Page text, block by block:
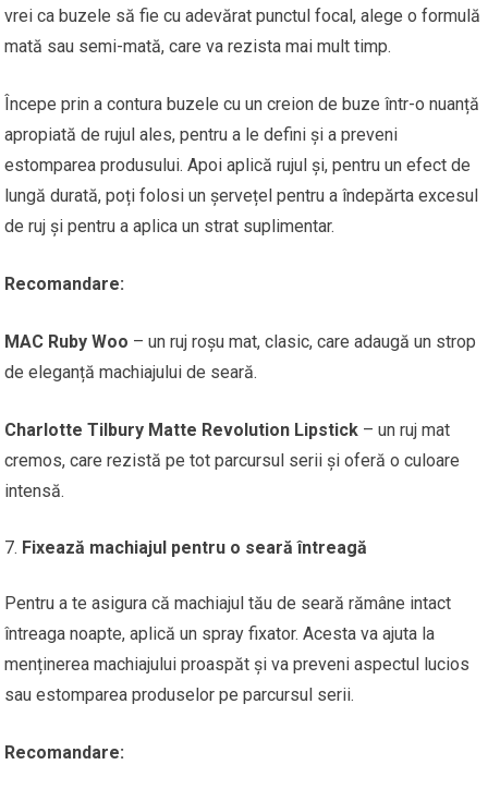
vrei ca buzele să fie cu adevărat punctul focal, alege o formulă
mată sau semi-mată, care va rezista mai mult timp.
Începe prin a contura buzele cu un creion de buze într-o nuanță
apropiată de rujul ales, pentru a le defini și a preveni
estomparea produsului. Apoi aplică rujul și, pentru un efect de
lungă durată, poți folosi un șervețel pentru a îndepărta excesul
de ruj și pentru a aplica un strat suplimentar.
Recomandare:
MAC Ruby Woo – un ruj roșu mat, clasic, care adaugă un strop
de eleganță machiajului de seară.
Charlotte Tilbury Matte Revolution Lipstick – un ruj mat
cremos, care rezistă pe tot parcursul serii și oferă o culoare
intensă.
Fixează machiajul pentru o seară întreagă
Pentru a te asigura că machiajul tău de seară rămâne intact
întreaga noapte, aplică un spray fixator. Acesta va ajuta la
menținerea machiajului proaspăt și va preveni aspectul lucios
sau estomparea produselor pe parcursul serii.
Recomandare: